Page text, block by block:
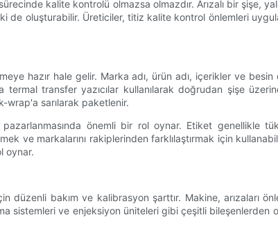
kalite kontrolü olmazsa olmazdır. Arızalı bir şişe,
de oluşturabilir. Üreticiler, titiz kalite kontrol önlemleri
hazır hale gelir. Marka adı, ürün adı, içerikler ve
transfer yazıcılar kullanılarak doğrudan şişe
sarılarak paketlenir.
önemli bir rol oynar. Etiket genellikle
ve markalarını rakiplerinden farklılaştırmak için
oynar.
düzenli bakım ve kalibrasyon şarttır. Makine, arızaları
sistemleri ve enjeksiyon üniteleri gibi çeşitli